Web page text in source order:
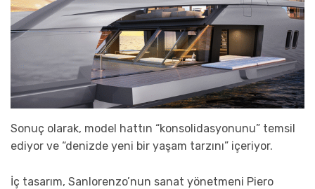
Sonuç olarak, model hattın “konsolidasyonunu” temsil
ediyor ve “denizde yeni bir yaşam tarzını” içeriyor.
İç tasarım, Sanlorenzo’nun sanat yönetmeni Piero